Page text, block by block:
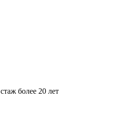
стаж более 20 лет